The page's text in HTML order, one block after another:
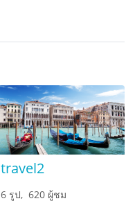
travel2
6 รูป, 620 ผู้ชม